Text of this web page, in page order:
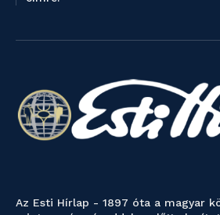
Az Esti Hírlap - 1897 óta a magyar